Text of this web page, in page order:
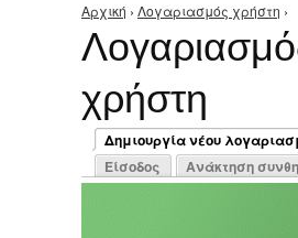
Είστε εδώ
Αρχική › Λογαριασμός χρήστη ›
χρήστη
Πρωτεύουσες
Δημιουργία νέου
(ενεργή καρτέλα)
Είσοδος Ανάκτηση